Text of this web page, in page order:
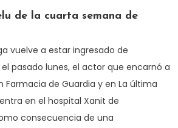
de la cuarta semana de
vuelve a estar ingresado de
pasado lunes, el actor que encarnó a
Farmacia de Guardia y en La última
en el hospital Xanit de
consecuencia de una